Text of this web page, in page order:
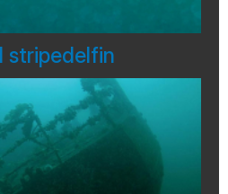
stripedelfin